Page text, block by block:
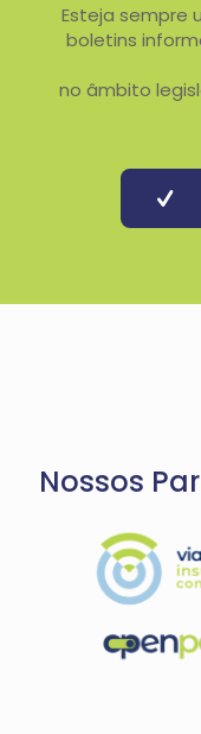
Esteja sempre
boletins
no âmbito
Nossos